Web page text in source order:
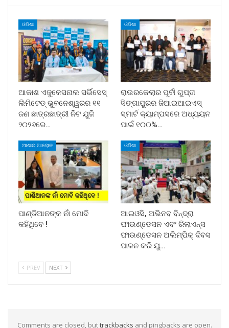
ଓଡିଶା
ଆକାଶ ଏଜୁକେସନାଲ ସର୍ଭିସେସ୍
ଲିମିଟେଡ୍ ଭୁବନେଶ୍ୱରର ୧୧
ଜଣ ଛାତ୍ରଛାତ୍ରୀ ନିଟ ଯୁଜି
୨୦୨୬ରେ…
ଓଡିଶା
ରାଉରକେଲାର ପୂର୍ବୀ ଗୁପ୍ତା
ସିଙ୍ଗାପୁରର ଜିଆଇଆଇଏସ୍
ସ୍ମାର୍ଟ କ୍ୟାମ୍ପସରେ ଅଧ୍ୟୟନ
ପାଇଁ ୧୦୦%…
ଆଶାର ଆଲୋକ
ପାଣ୍ଡିଆନଙ୍କ ନାଁ ମୋଦି
କହିଥିବେ !
ଓଡିଶା
ଆଇଓସି, ଅଭିନବ ବିନ୍ଦ୍ରା
ଫାଉଣ୍ଡେସନ ଏବଂ ରିଲାଏନ୍ସ
ଫାଉଣ୍ଡେସନ ଅଲିମ୍ପିକ୍ ଦିବସ
ପାଳନ କରି ୟୁ…
PREV NEXT
Comments are closed, buttrackbacks and pingbacks are open.